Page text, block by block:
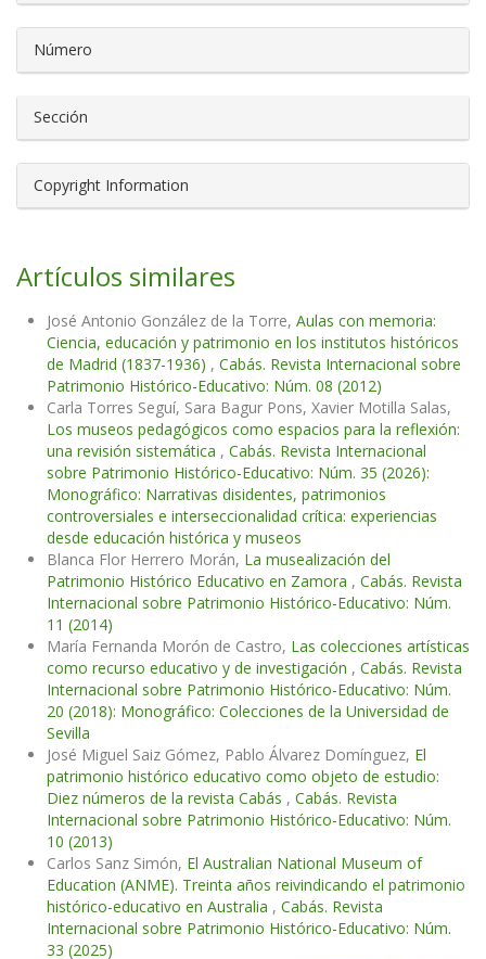
Número
Sección
Copyright Information
Artículos similares
José Antonio González de la Torre, Aulas con memoria:
Ciencia, educación y patrimonio en los institutos históricos
de Madrid (1837-1936) , Cabás. Revista Internacional sobre
Patrimonio Histórico-Educativo: Núm. 08 (2012)
Carla Torres Seguí, Sara Bagur Pons, Xavier Motilla Salas,
Los museos pedagógicos como espacios para la reflexión:
una revisión sistemática , Cabás. Revista Internacional
sobre Patrimonio Histórico-Educativo: Núm. 35 (2026):
Monográfico: Narrativas disidentes, patrimonios
controversiales e interseccionalidad crítica: experiencias
desde educación histórica y museos
Blanca Flor Herrero Morán, La musealización del
Patrimonio Histórico Educativo en Zamora , Cabás. Revista
Internacional sobre Patrimonio Histórico-Educativo: Núm.
11 (2014)
María Fernanda Morón de Castro, Las colecciones artísticas
como recurso educativo y de investigación , Cabás. Revista
Internacional sobre Patrimonio Histórico-Educativo: Núm.
20 (2018): Monográfico: Colecciones de la Universidad de
Sevilla
José Miguel Saiz Gómez, Pablo Álvarez Domínguez, El
patrimonio histórico educativo como objeto de estudio:
Diez números de la revista Cabás , Cabás. Revista
Internacional sobre Patrimonio Histórico-Educativo: Núm.
10 (2013)
Carlos Sanz Simón, El Australian National Museum of
Education (ANME). Treinta años reivindicando el patrimonio
histórico-educativo en Australia , Cabás. Revista
Internacional sobre Patrimonio Histórico-Educativo: Núm.
33 (2025)